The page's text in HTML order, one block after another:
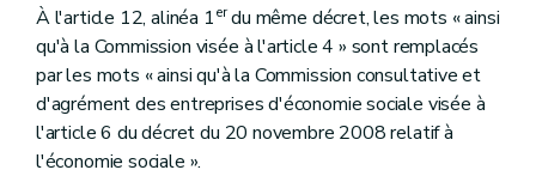
À l'article 12, alinéa 1erdu même décret, les mots « ainsi
qu'à la Commission visée à l'article 4 » sont remplacés
par les mots « ainsi qu'à la Commission consultative et
d'agrément des entreprises d'économie sociale visée à
l'article 6 du décret du 20 novembre 2008 relatif à
l'économie sociale ».